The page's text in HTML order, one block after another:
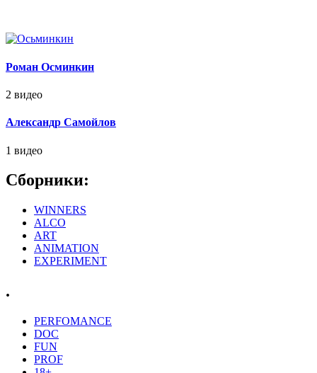
Роман Осминкин
2 видео
Александр Самойлов
1 видео
Сборники:
WINNERS
ALCO
ART
ANIMATION
EXPERIMENT
.
PERFOMANCE
DOC
FUN
PROF